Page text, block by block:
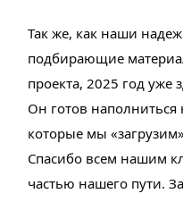
Так же, как наши
подбирающие
проекта, 2025 годуже
Он готов
которые мы
Спасибо всем нашим
частью нашего пути.